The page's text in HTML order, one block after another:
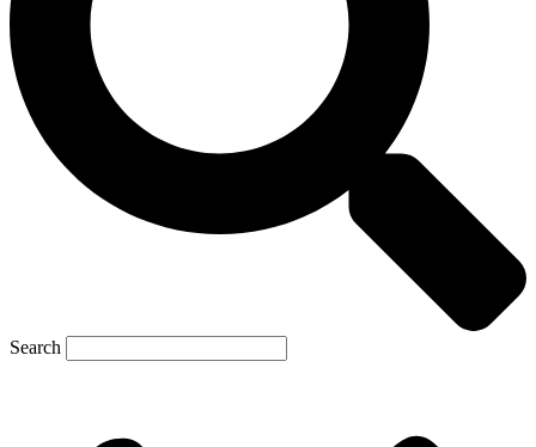
Search